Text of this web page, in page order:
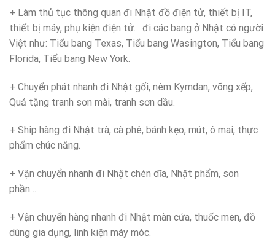
+ Làm thủ tục thông quan đi Nhật đồ điện tử, thiết bị IT,
thiết bị máy, phụ kiện điện tử… đi các bang ở Nhật có người
Việt như: Tiểu bang Texas, Tiểu bang Wasington, Tiểu bang
Florida, Tiểu bang New York.
+ Chuyển phát nhanh đi Nhật gối, nêm Kymdan, võng xếp,
Quả tặng tranh sơn mài, tranh sơn dầu.
+ Ship hàng đi Nhật trà, cà phê, bánh kẹo, mút, ô mai, thực
phẩm chúc năng.
+ Vận chuyển nhanh đi Nhật chén dĩa, Nhật phẩm, son
phần…
+ Vận chuyển hàng nhanh đi Nhật màn cửa, thuốc men, đồ
dùng gia dụng, linh kiện máy móc.